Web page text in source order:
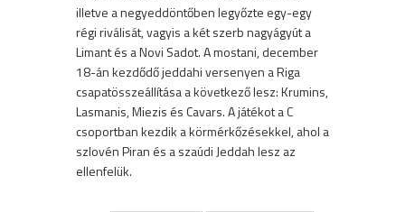
illetve a negyeddöntőben legyőzte egy-egy
régi riválisát, vagyis a két szerb nagyágyút a
Limant és a Novi Sadot. A mostani, december
18-án kezdődő jeddahi versenyen a Riga
csapatösszeállítása a következő lesz: Krumins,
Lasmanis, Miezis és Cavars. A játékot a C
csoportban kezdik a körmérkőzésekkel, ahol a
szlovén Piran és a szaúdi Jeddah lesz az
ellenfelük.